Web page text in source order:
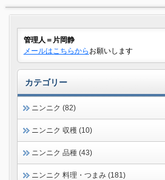
管理人＝片岡静
メールはこちらから お願いします
カテゴリー
ニンニク (82)
ニンニク 収穫 (10)
ニンニク 品種 (43)
ニンニク 料理・つまみ (181)